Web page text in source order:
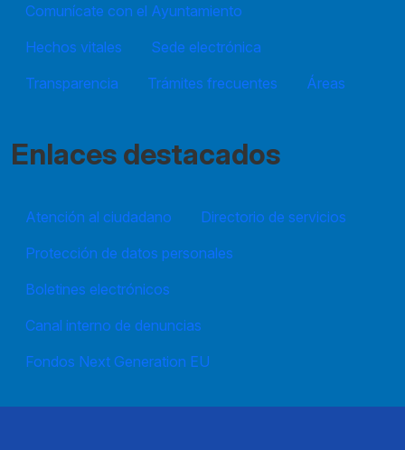
Comunícate con el Ayuntamiento
Hechos vitales
Sede electrónica
Transparencia
Trámites frecuentes Áreas
Enlaces destacados
Atención al ciudadano
Directorio de servicios
Protección de datos personales
Boletines electrónicos
Canal interno de denuncias
Fondos Next Generation EU